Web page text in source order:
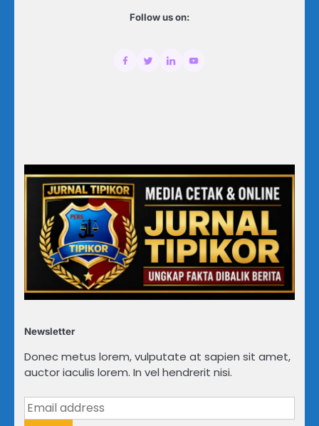
Follow us on:
Newsletter
Donec metus lorem, vulputate at sapien sit amet,
auctor iaculis lorem. In vel hendrerit nisi.